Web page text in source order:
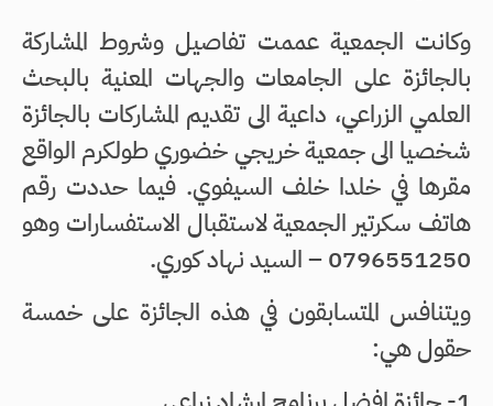
وكانت الجمعية عممت تفاصيل وشروط المشاركة
بالجائزة على الجامعات والجهات المعنية بالبحث
العلمي الزراعي، داعية الى تقديم المشاركات بالجائزة
شخصيا الى جمعية خريجي خضوري طولكرم الواقع
مقرها في خلدا خلف السيفوي. فيما حددت رقم
هاتف سكرتير الجمعية لاستقبال الاستفسارات وهو
0796551250 – السيد نهاد كوري.
ويتنافس المتسابقون في هذه الجائزة على خمسة
حقول هي: